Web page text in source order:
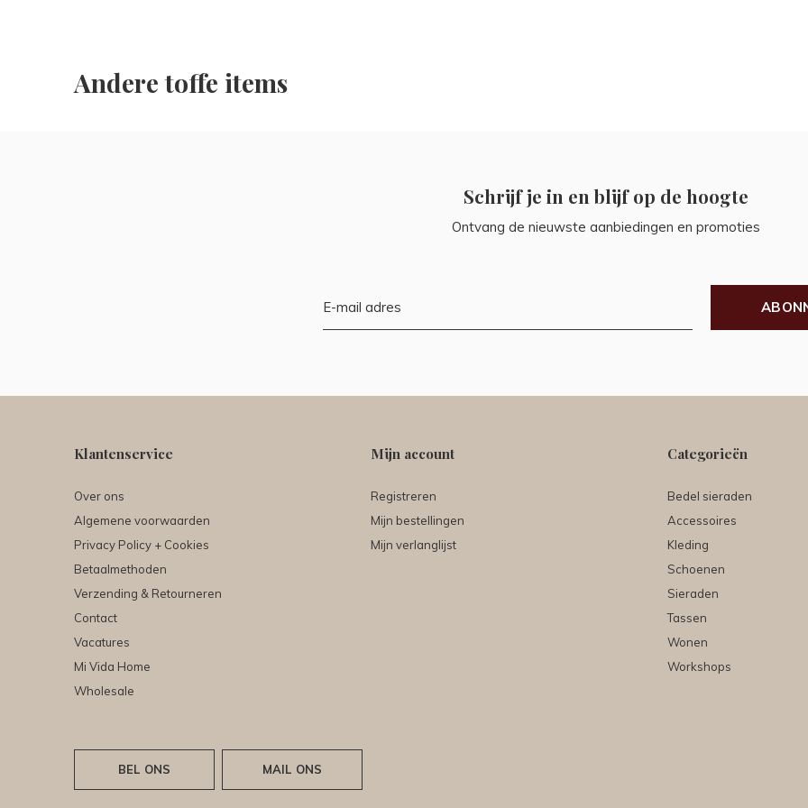
Andere toffe items
Schrijf je in en blijf op de hoogte
Ontvang de nieuwste aanbiedingen en promoties
Klantenservice
Over ons
Algemene voorwaarden
Privacy Policy + Cookies
Betaalmethoden
Verzending & Retourneren
Contact
Vacatures
Mi Vida Home
Wholesale
Mijn account
Registreren
Mijn bestellingen
Mijn verlanglijst
Categorieën
Bedel sieraden
Accessoires
Kleding
Schoenen
Sieraden
Tassen
Wonen
Workshops
BEL ONS MAIL ONS